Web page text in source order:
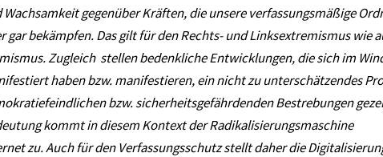
Wachsamkeit gegenüber Kräften, die unsere verfassungsmäßige
garbekämpfen. Das gilt für den Rechts- und Linksextremismus wie
Zugleich stellen bedenkliche Entwicklungen, die sich im
haben bzw. manifestieren,ein nicht zu unterschätzendes
bzw. sicherheitsgefährdendenBestrebungen
kommt in diesem Kontext der Radikalisierungsmaschine
zu. Auch für den Verfassungsschutz stellt daher die